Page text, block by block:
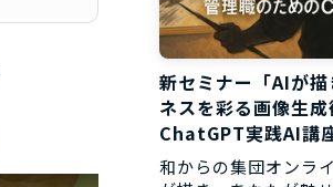
新セミナー「AIが
ネスを彩る画像生
ChatGPT実践AI講
和からの集団オンラ